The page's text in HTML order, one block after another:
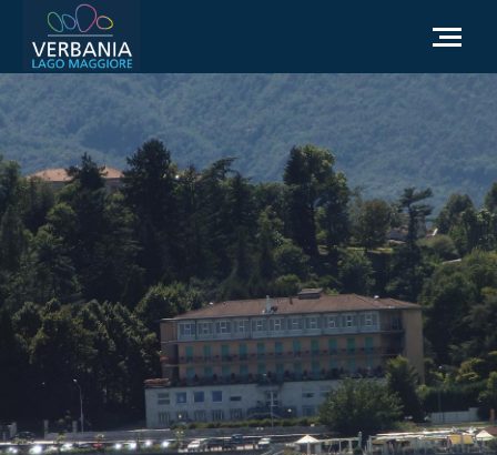
Comment se rendre
Office du tourisme
Météo
Besoin d'aide?
Accédez au site officiel